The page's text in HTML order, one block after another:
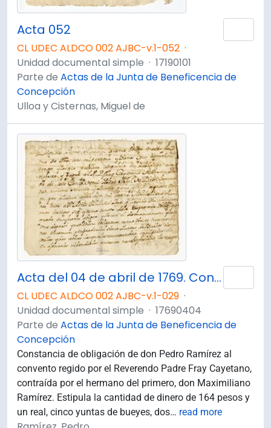
Acta 052
CL UDEC ALDCO 002 AJBC-v.1-052 ·
Unidad documental simple · 17190101
Parte de Actas de la Junta de Beneficencia de
Concepción
Ulloa y Cisternas, Miguel de
Acta del 04 de abril de 1769. Constancia de obligación entre don Pedro Ramírez y el Reverendo Padre Fray Cayetano.
CL UDEC ALDCO 002 AJBC-v.1-029 ·
Unidad documental simple · 17690404
Parte de Actas de la Junta de Beneficencia de
Concepción
Constancia de obligación de don Pedro Ramírez al
convento regido por el Reverendo Padre Fray Cayetano,
contraída por el hermano del primero, don Maximiliano
Ramírez. Estipula la cantidad de dinero de 164 pesos y
un real, cinco yuntas de bueyes, dos… read more